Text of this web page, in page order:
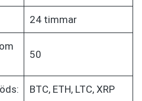
24 timmar
50
BTC, ETH, LTC, XRP